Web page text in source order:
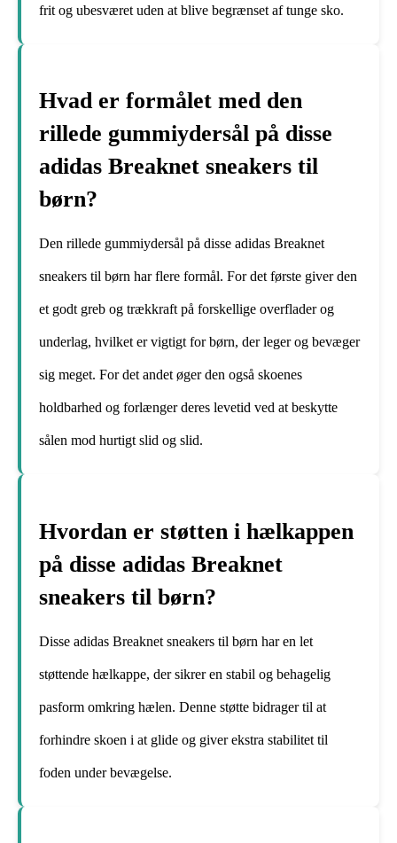
frit og ubesværet uden at blive begrænset af tunge sko.
Hvad er formålet med den
rillede gummiydersål på disse
adidas Breaknet sneakers til
børn?
Den rillede gummiydersål på disse adidas Breaknet
sneakers til børn har flere formål. For det første giver den
et godt greb og trækkraft på forskellige overflader og
underlag, hvilket er vigtigt for børn, der leger og bevæger
sig meget. For det andet øger den også skoenes
holdbarhed og forlænger deres levetid ved at beskytte
sålen mod hurtigt slid og slid.
Hvordan er støtten i hælkappen
på disse adidas Breaknet
sneakers til børn?
Disse adidas Breaknet sneakers til børn har en let
støttende hælkappe, der sikrer en stabil og behagelig
pasform omkring hælen. Denne støtte bidrager til at
forhindre skoen i at glide og giver ekstra stabilitet til
foden under bevægelse.